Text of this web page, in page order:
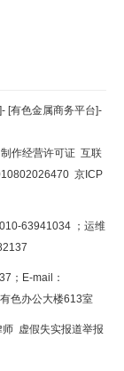
- [有色金属商务平台]-
作经营许可证 互联
京ICP
63941034 ；运维
；E-mail：
色办公大楼613室
虚假失实报道举报